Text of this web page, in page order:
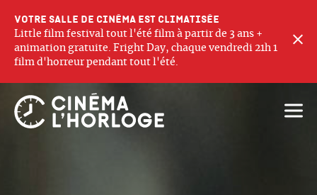
Votre salle de cinéma est climatisée
Little film festival tout l'été film à partir de 3 ans +
animation gratuite. Fright Day, chaque vendredi 21h 1
film d'horreur pendant tout l'été.